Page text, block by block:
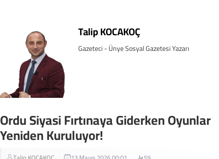
Talip KOCAKOÇ
Gazeteci - Ünye Sosyal Gazetesi Yazarı
Ordu Siyasi Fırtınaya Giderken Oyunlar
Yeniden Kuruluyor!